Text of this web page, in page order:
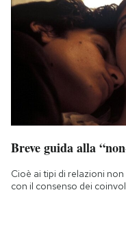
Breve guida alla
Cioè ai tipi di relazioni
con il consenso dei